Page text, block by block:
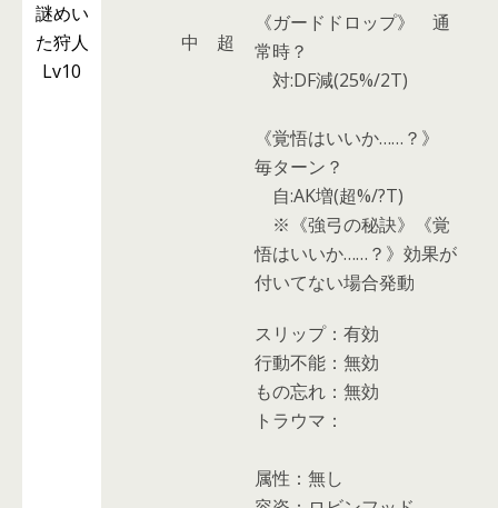
謎めい
た狩人
Lv10
中 超
《ガードドロップ》 通
常時？
対:DF減(25%/2T)
《覚悟はいいか……？》
毎ターン？
自:AK増(超%/?T)
※《強弓の秘訣》《覚
悟はいいか……？》効果が
付いてない場合発動
スリップ： 有効
行動不能： 無効
もの忘れ： 無効
トラウマ：
属性：無し